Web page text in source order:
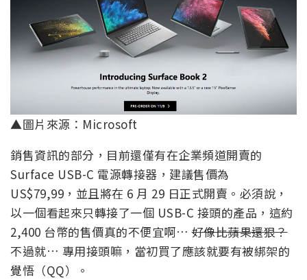
▲圖片來源：Microsoft
銷售資訊的部分，目前還僅有在企業頻道開賣的
Surface USB-C 電源轉接器，建議售價為
US$79,99，並且將在 6 月 29 日正式開賣。必須說，
以一個看起來只轉接了一個 USB-C 接頭的產品，這約
2,400 台幣的售價真的不便宜啊…好像比蘋果還狠？
不過就… 專用接頭嘛，當初買了應該就要有被綁架的
覺悟（QQ）。